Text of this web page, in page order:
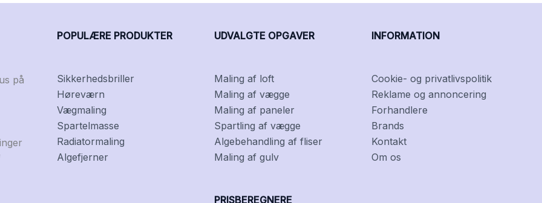
på
POPULÆRE PRODUKTER
Sikkerhedsbriller
Høreværn
Vægmaling
Spartelmasse
Radiatormaling
Algefjerner
UDVALGTE OPGAVER
Maling af loft
Maling af vægge
Maling af paneler
Spartling af vægge
Algebehandling af fliser
Maling af gulv
PRISBEREGNERE
INFORMATION
Cookie- og privatlivspolitik
Reklame og annoncering
Forhandlere
Brands
Kontakt
Om os